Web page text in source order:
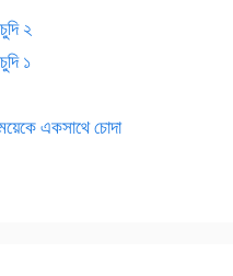
২
১
একসাথে চোদা